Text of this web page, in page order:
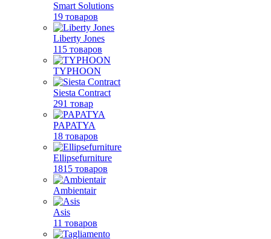
Smart Solutions
19 товаров
Liberty Jones
115 товаров
TYPHOON
Siesta Contract
291 товар
PAPATYA
18 товаров
Ellipsefurniture
1815 товаров
Ambientair
Asis
11 товаров